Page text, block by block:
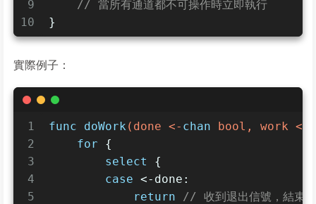
9
10
// 當所有通道都不可操作時立即執行
}
實際例子：
1
2
3
4
5
func doWork (done <- chan bool , work <-
for {
select
{
case <-done:
return
// 收到退出信號，結束